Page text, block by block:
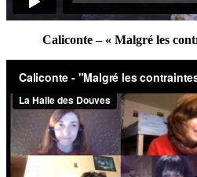
Caliconte – « Malgré les